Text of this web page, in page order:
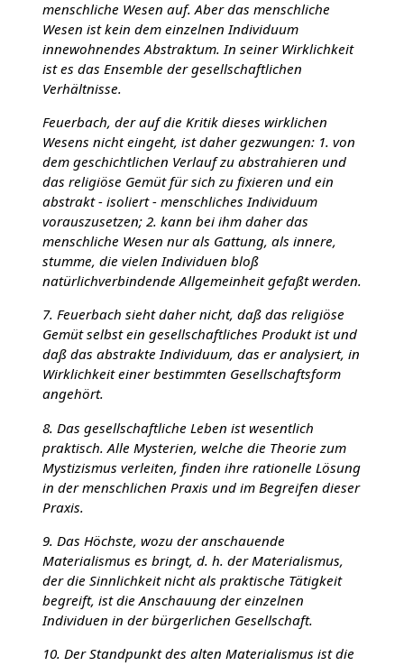
menschliche Wesen auf. Aber das menschliche
Wesen ist kein dem einzelnen Individuum
innewohnendes Abstraktum. In seiner Wirklichkeit
ist es das Ensemble der gesellschaftlichen
Verhältnisse.
Feuerbach, der auf die Kritik dieses wirklichen
Wesens nicht eingeht, ist daher gezwungen: 1. von
dem geschichtlichen Verlauf zu abstrahieren und
das religiöse Gemüt für sich zu fixieren und ein
abstrakt - isoliert - menschliches Individuum
vorauszusetzen; 2. kann bei ihm daher das
menschliche Wesen nur als Gattung, als innere,
stumme, die vielen Individuen bloß
natürlichverbindende Allgemeinheit gefaßt werden.
7. Feuerbach sieht daher nicht, daß das religiöse
Gemüt selbst ein gesellschaftliches Produkt ist und
daß das abstrakte Individuum, das er analysiert, in
Wirklichkeit einer bestimmten Gesellschaftsform
angehört.
8. Das gesellschaftliche Leben ist wesentlich
praktisch. Alle Mysterien, welche die Theorie zum
Mystizismus verleiten, finden ihre rationelle Lösung
in der menschlichen Praxis und im Begreifen dieser
Praxis.
9. Das Höchste, wozu der anschauende
Materialismus es bringt, d. h. der Materialismus,
der die Sinnlichkeit nicht als praktische Tätigkeit
begreift, ist die Anschauung der einzelnen
Individuen in der bürgerlichen Gesellschaft.
10. Der Standpunkt des alten Materialismus ist die